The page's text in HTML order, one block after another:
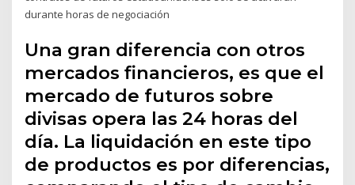
durante horas de negociación
Una gran diferencia con otros
mercados financieros, es que el
mercado de futuros sobre
divisas opera las 24 horas del
día. La liquidación en este tipo
de productos es por diferencias,